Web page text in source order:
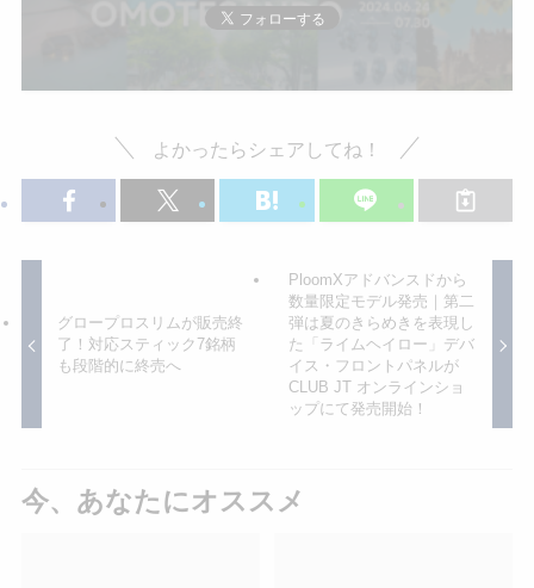
よかったらシェアしてね！
グロープロスリムが販売終
了！対応スティック7銘柄
も段階的に終売へ
PloomXアドバンスドから
数量限定モデル発売｜第二
弾は夏のきらめきを表現し
た「ライムヘイロー」デバ
イス・フロントパネルが
CLUB JT オンラインショ
ップにて発売開始！
今、あなたにオススメ